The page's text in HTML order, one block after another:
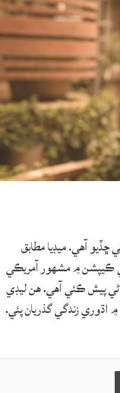
آهي. ميڊيا مطابق
ڪيپشن ۾ مشهور آمريڪي
پيش ڪئي آهي. هن ليڊي
زندگي گذريان پئي.